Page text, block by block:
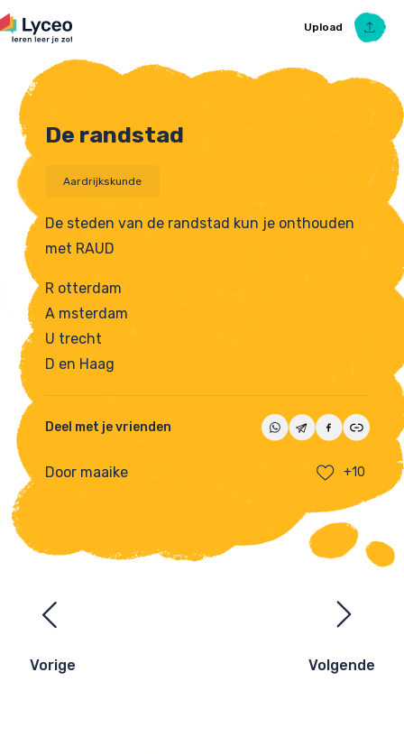
Upload
Upload Ezelsbruggetje
De randstad
Aardrijkskunde
De steden van de randstad kun je onthouden
met RAUD
R otterdam
A msterdam
U trecht
D en Haag
Deel met je vrienden
Door maaike +10
Ezelsbruggetjes
navigatie
Vorige Volgende